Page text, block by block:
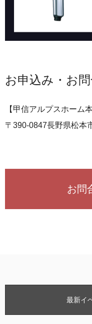
お申込み・お
【甲信アルプスホーム本
〒390-0847長野県松
お問
最新イ